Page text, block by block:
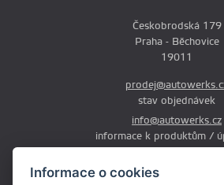
Informace o cookies
Českobrodská 179
Praha - Běchovice
19011
stav objednávek
info@autowerks.cz
informace k produktům /